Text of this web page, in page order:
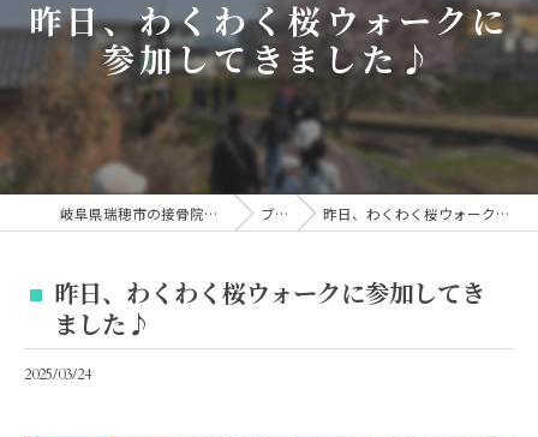
昨日、わくわく桜ウォークに
参加してきました♪
岐阜県瑞穂市の接骨院ならふれあい接骨院 ブログ 昨日、わくわく桜ウォークに参加してきました♪
昨日、わくわく桜ウォークに参加してき
ました♪
2025/03/24